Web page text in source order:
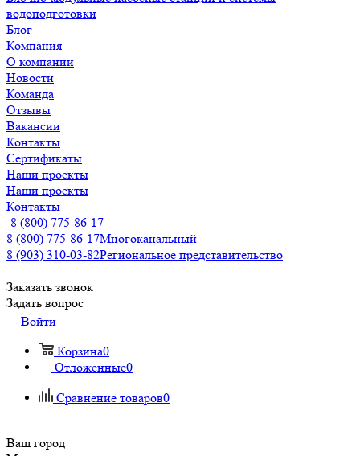
водоподготовки
Блог
Компания
О компании
Новости
Команда
Отзывы
Вакансии
Контакты
Сертификаты
Наши проекты
Наши проекты
Контакты
8 (800) 775-86-17
8 (800) 775-86-17Многоканальный
8 (903) 310-03-82Региональное представительство
Заказать звонок
Задать вопрос
Войти
Корзина0
Отложенные0
Сравнение товаров0
Ваш город